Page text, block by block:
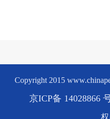
Copyright 2015
京ICP备 14028866